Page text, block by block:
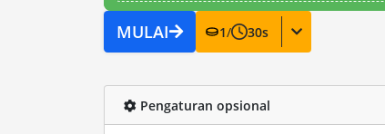
MULAI 1/ 30s
Pengaturan opsional